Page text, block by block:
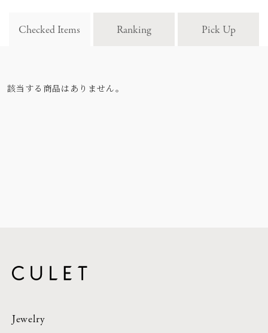
Checked Items Ranking Pick Up
該当する商品はありません。
Jewelry